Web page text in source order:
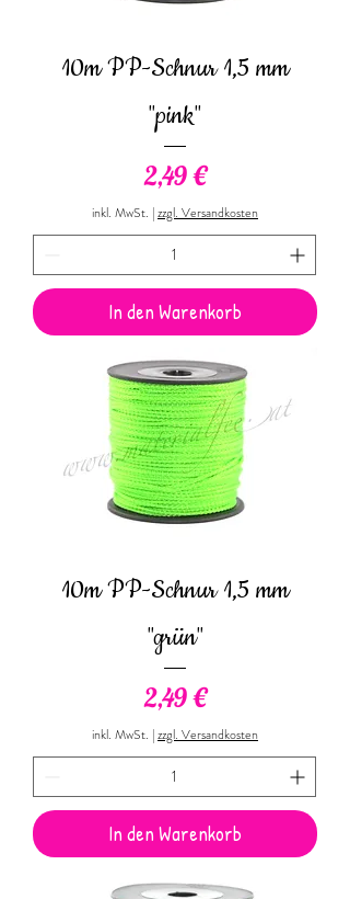
10m PP-Schnur 1,5 mm
"pink"
Preis
2,49 €
inkl. MwSt. |zzgl. Versandkosten
In den Warenkorb
10m PP-Schnur 1,5 mm
"grün"
Preis
2,49 €
inkl. MwSt. |zzgl. Versandkosten
In den Warenkorb